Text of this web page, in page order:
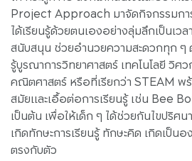
Project Approach มาจัดกิจกรรมการ
ได้เรียนรู้ด้วยตนเองอย่างลุ่มลึกเป็นเว
สนับสนุน ช่วยอำนวยความสะดวกทุก ๆ
รู้บูรณาการวิทยาศาสตร์ เทคโนโลยี วิศ
คณิตศาสตร์ หรือที่เรียกว่า STEAM
สมัยและเอื้อต่อการเรียนรู้ เช่น Bee
เป็นต้น เพื่อให้เด็ก ๆ ได้ช่วยกันไขปริศ
เกิดทักษะการเรียนรู้ ทักษะคิด เกิดเป็น
ตรงกับตัว